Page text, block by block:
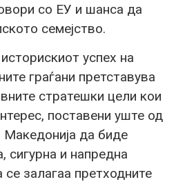
со ЕУ и шанса да
семејство.
успех на
граѓани претставува
стратешки цели кои
поставени уште од
да биде
сигурна и напредна
залагаа претходните